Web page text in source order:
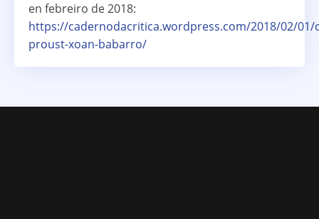
en febreiro de 2018:
https://cadernodacritica.wordpress.com/2018/02/01/
proust-xoan-babarro/